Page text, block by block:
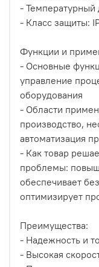
- Температурный
- Класс защиты:
Функции и
- Основные
управление
оборудования
- Области
производство,
автоматизация
- Как товар
проблемы:
обеспечивает
оптимизирует
Преимущества:
- Надежность и
- Высокая